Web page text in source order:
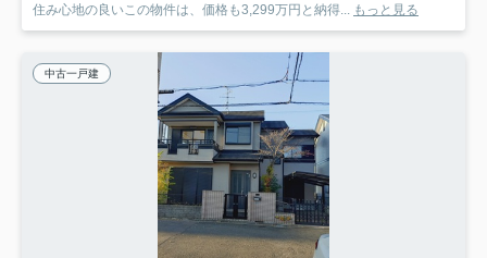
住み心地の良いこの物件は、価格も3,299万円と納得... もっと見る
中古一戸建